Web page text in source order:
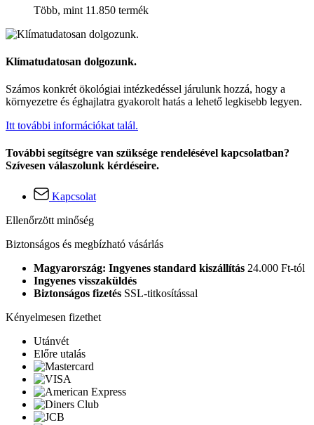
Több, mint 11.850 termék
Klímatudatosan dolgozunk.
Számos konkrét ökológiai intézkedéssel járulunk hozzá, hogy a
környezetre és éghajlatra gyakorolt hatás a lehető legkisebb legyen.
Itt további információkat talál.
További segítségre van szüksége rendelésével kapcsolatban?
Szívesen válaszolunk kérdéseire.
Kapcsolat
Ellenőrzött minőség
Biztonságos és megbízható vásárlás
Magyarország: Ingyenes standard kiszállítás 24.000 Ft-tól
Ingyenes visszaküldés
Biztonságos fizetés SSL-titkosítással
Kényelmesen fizethet
Utánvét
Előre utalás